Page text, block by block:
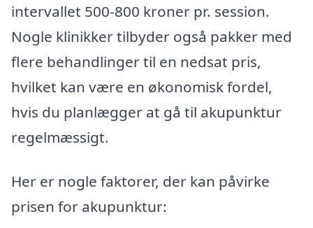
intervallet 500-800 kroner pr. session.
Nogle klinikker tilbyder også pakker med
flere behandlinger til en nedsat pris,
hvilket kan være en økonomisk fordel,
hvis du planlægger at gå til akupunktur
regelmæssigt.
Her er nogle faktorer, der kan påvirke
prisen for akupunktur: